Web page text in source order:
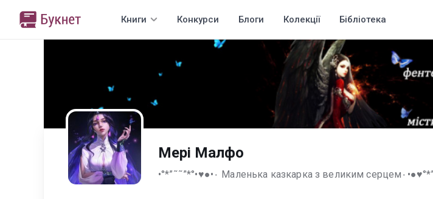
Книги Конкурси Блоги Колекції Бібліотека
Мері Малфо